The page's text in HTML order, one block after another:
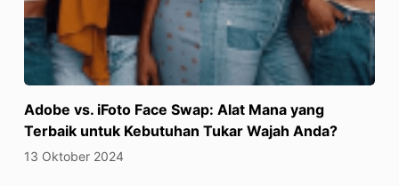
Adobe vs. iFoto Face Swap: Alat Mana yang
Terbaik untuk Kebutuhan Tukar Wajah Anda?
13 Oktober 2024